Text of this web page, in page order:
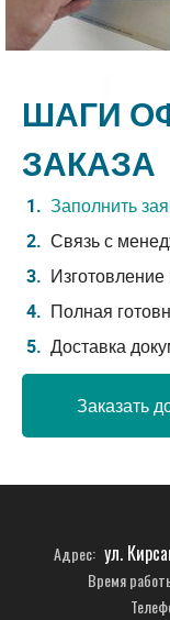
ШАГИ
ЗАКАЗА
Заполнить
Связь с
Полная
Доставка
Заказать
Адрес: ул.
Время